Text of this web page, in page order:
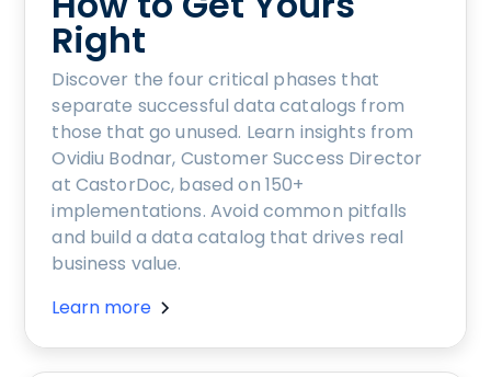
Right
Discover the four critical phases that
separate successful data catalogs from
those that go unused. Learn insights from
Ovidiu Bodnar, Customer Success Director
at CastorDoc, based on 150+
implementations. Avoid common pitfalls
and build a data catalog that drives real
business value.
Learn more